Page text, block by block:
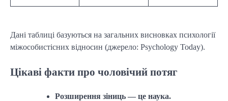
Дані таблиці базуються на загальних висновках психології
міжособистісних відносин (джерело: Psychology Today).
Цікаві факти про чоловічий потяг
Розширення зіниць — це наука.